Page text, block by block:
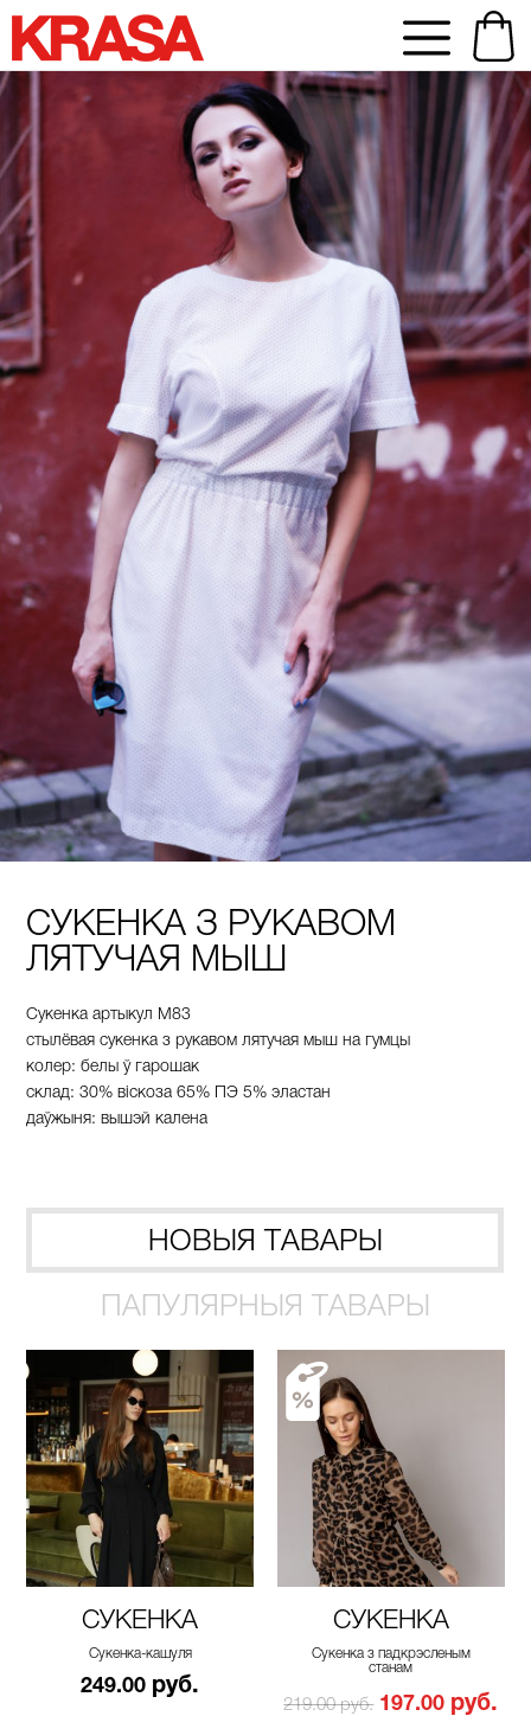
СУКЕНКА З РУКАВОМ
ЛЯТУЧАЯ МЫШ
Сукенка артыкул М83
стылёвая сукенка з рукавом лятучая мышна гумцы
колер: белы ў гарошак
склад:30% віскоза 65% ПЭ 5% эластан
даўжыня: вышэй калена
НОВЫЯ ТАВАРЫ
ПАПУЛЯРНЫЯ ТАВАРЫ
СУКЕНКА
Сукенка-кашуля
249.00 руб.
СУКЕНКА
Сукенка з падкрэсленым
станам
219.00 руб. 197.00 руб.